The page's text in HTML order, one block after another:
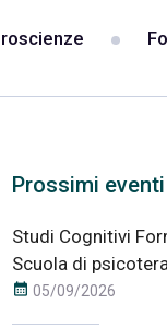
Prossimi eventi
Studi Cognitivi
Scuola di
calendar_month 05/09/2026